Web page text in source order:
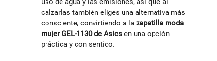
uso de agua y las emisiones, así que al
calzarlas también eliges una alternativa más
consciente, convirtiendo a la zapatilla moda
mujer GEL-1130 de Asics en una opción
práctica y con sentido.